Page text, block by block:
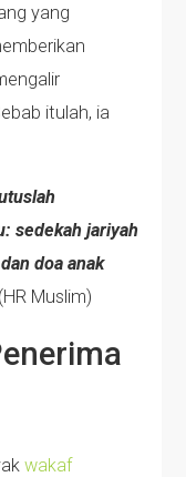
yang
itulah, ia
sedekah jariyah
doa anak
(HR Muslim)
wakaf